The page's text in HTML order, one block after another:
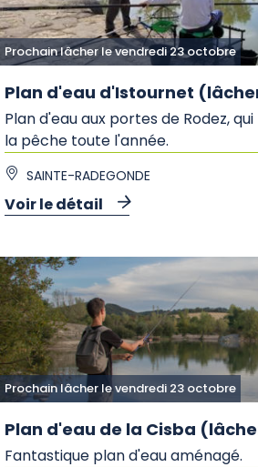
Prochain lâcher le vendredi 23 octobre
Plan d'eau d'Istournet
Plan d'eau aux portes de Rodez,
la pêche toute l'année.
SAINTE-RADEGONDE
Voir le détail
Prochain lâcher le vendredi 23 octobre
Plan d'eau de la Cisba
Fantastique plan d'eau aménagé.